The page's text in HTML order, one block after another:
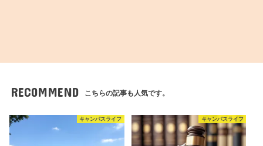
RECOMMEND こちらの記事も人気です。
キャンパスライフ キャンパスライフ